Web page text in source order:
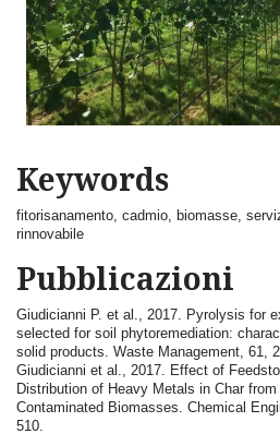
Keywords
fitorisanamento, cadmio, biomasse,
rinnovabile
Pubblicazioni
Giudicianni P. et al., 2017. Pyrolysis for
selected for soil phytoremediation:
solid products. Waste Management, 61,
Giudicianni et al., 2017. Effect of
Distribution of Heavy Metals in Char
Contaminated Biomasses. Chemical
510.